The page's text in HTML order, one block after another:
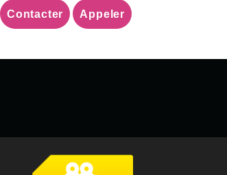
Contacter Appeler